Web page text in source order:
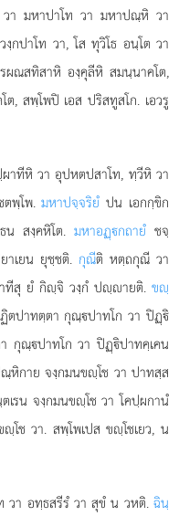
า มหาปาโท วา มหาปณฺหิ วา
กปาโท วา, โส ทุวิโธ อนฺโต วา
ผณสทิสาหิ องฺคุลีหิ สมนฺนาคโต,
, สพฺโพปิ เอส ปริสทูสโก. เอวรู
าทีหิ วา อุปหตปสาโท, ทฺวีหิ วา
ตพฺโพ.มหาปจฺจริยํ ปน เอกกฺขิก
น สงฺคหิโต. มหาอฏฺกถายํชจฺ
าเยน ยุชฺชติ. กุณีติ หตฺถกุณี วา
ทีสุ ยํ กิฺจิ วงฺกํ ปฺายติ. ขฺ
ตปาทตฺตา กุณฺปาทโก วา ปิฏฺิ
กุณฺปาทโก วา ปิฏฺิปาทคฺเคน
หิกาย จงฺกมนขฺโช วา ปาทสฺส
รน จงฺกมนขฺโช วา โคปฺผกานํ
ช วา. สพฺโพเปส ขฺโชเยว, น
วา อทฺธสรีรํ วา สุขํ น วหติ. ฉินฺ